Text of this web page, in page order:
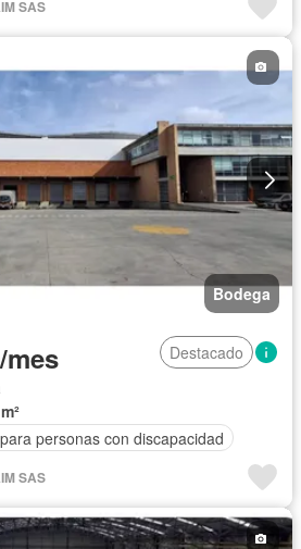
SAS
Bodega
mes
Destacado
personas con discapacidad
SAS